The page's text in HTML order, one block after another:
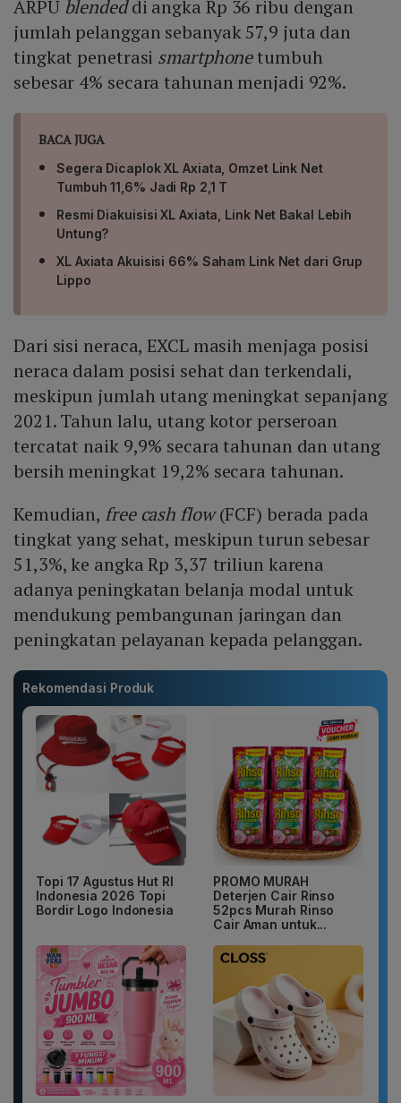
ARPU blendeddi angka Rp 36 ribu dengan
jumlah pelanggan sebanyak 57,9 juta dan
tingkat penetrasi smartphonetumbuh
sebesar 4% secara tahunan menjadi 92%.
BACA JUGA
Segera Dicaplok XL Axiata, Omzet Link Net
Tumbuh 11,6% Jadi Rp 2,1 T
Resmi Diakuisisi XL Axiata, Link Net Bakal Lebih
Untung?
XL Axiata Akuisisi 66% Saham Link Net dari Grup
Lippo
Dari sisi neraca, EXCL masih menjaga posisi
neraca dalam posisi sehat dan terkendali,
meskipun jumlah utang meningkat sepanjang
2021. Tahun lalu, utang kotor perseroan
tercatat naik 9,9% secara tahunan dan utang
bersih meningkat 19,2% secara tahunan.
Kemudian, free cash flow(FCF) berada pada
tingkat yang sehat, meskipun turun sebesar
51,3%, ke angka Rp 3,37 triliun karena
adanya peningkatan belanja modal untuk
mendukung pembangunan jaringan dan
peningkatan pelayanan kepada pelanggan.
Rekomendasi Produk
Topi 17 Agustus Hut RI
Indonesia 2026 Topi
Bordir Logo Indonesia
PROMO MURAH
Deterjen Cair Rinso
52pcs Murah Rinso
Cair Aman untuk...